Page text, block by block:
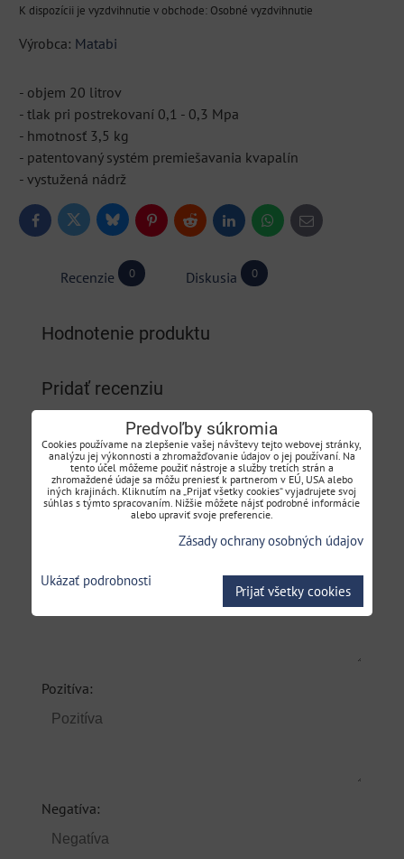
Osobné vyzdvihnutie
Výrobca: Matabi
- objem 20 litrov
- tlak pri postrekovaní 0,1 - 0,3 Mpa
- hmotnosť 3,5 kg
- patentovaný systém premiešavania kvapalín
- vystužená nádrž
FacebookTwitter BlueskyPinterestReddit LinkedInWhatsApp
E-
mail
Recenzie 0 Diskusia 0
Hodnotenie produktu
Pridať recenziu
Názov:
Meno:*
Pozitíva:
Negatíva:
Predvoľby súkromia
Cookies používame na zlepšenie vašej návštevy tejto webovej stránky,
analýzu jej výkonnosti a zhromažďovanie údajov o jej používaní. Na
tento účel môžeme použiť nástroje a služby tretích strán a
zhromaždené údaje sa môžu preniesť k partnerom v EÚ, USA alebo
iných krajinách. Kliknutím na „Prijať všetky cookies“ vyjadrujete svoj
súhlas s týmto spracovaním. Nižšie môžete nájsť podrobné informácie
alebo upraviť svoje preferencie.
Zásady ochrany osobných údajov
Ukázať podrobnosti
Prijať všetky cookies